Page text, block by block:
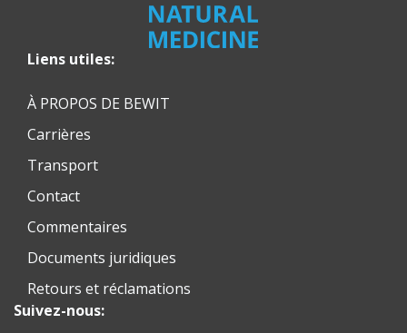
Liens utiles:
À PROPOS DE BEWIT
Carrières
Transport
Contact
Commentaires
Documents juridiques
Retours et réclamations
Suivez-nous: